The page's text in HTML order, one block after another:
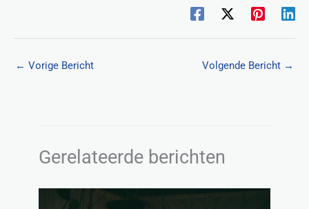
← Vorige Bericht Volgende Bericht →
Gerelateerde berichten